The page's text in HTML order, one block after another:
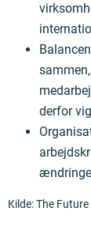
derfor
Kilde: The